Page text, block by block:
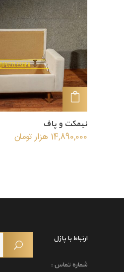
افزودن به سبد خرید
نیمکت و پاف
14,890,000 هزار تومان
ارتباط با پازل
شماره تماس :